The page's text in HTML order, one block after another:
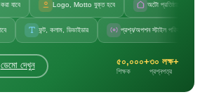
Logo, Motto যুক্ত হবে অটো প্রতিষ্ঠানের নাম
ফন্ট, কলাম, ডিভাইডার প্রশ্ন/অপশন স্টাইল পরিবর্তন
ডেমো দেখুন ৫০,০০০+
শিক্ষক
৩০ লক্ষ+
প্রশ্নপত্র